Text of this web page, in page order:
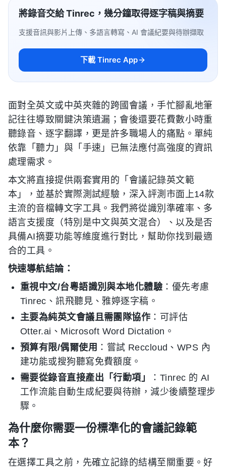
將錄音交給 Tinrec，幾分鐘取得逐字稿與摘要
支援音訊與影片上傳、多語言轉寫、AI 會議紀要與待辦擷取
下載 Tinrec App
面對全英文或中英夾雜的跨國會議，手忙腳亂地筆
記往往導致關鍵決策遺漏；會後還要花費數小時重
聽錄音、逐字翻譯，更是許多職場人的痛點。單純
依靠「聽力」與「手速」已無法應付高強度的資訊
處理需求。
本文將直接提供兩套實用的「會議記錄英文範
本」，並基於實際測試經驗，深入評測市面上14款
主流的音檔轉文字工具。我們將從識別準確率、多
語言支援度（特別是中文與英文混合）、以及是否
具備AI摘要功能等維度進行對比，幫助你找到最適
合的工具。
快速導航結論：
重視中文/台粵語識別與本地化體驗 ：優先考慮
Tinrec、訊飛聽見、雅婷逐字稿。
主要為純英文會議且需團隊協作 ：可評估
Otter.ai、Microsoft Word Dictation。
預算有限/偶爾使用 ：嘗試 Reccloud、WPS 內
建功能或搜狗聽寫免費額度。
需要從錄音直接產出「行動項」
：Tinrec 的 AI
工作流能自動生成紀要與待辦，減少後續整理步
驟。
為什麼你需要一份標準化的會議記錄範
本？
在選擇工具之前，先確立記錄的結構至關重要。好